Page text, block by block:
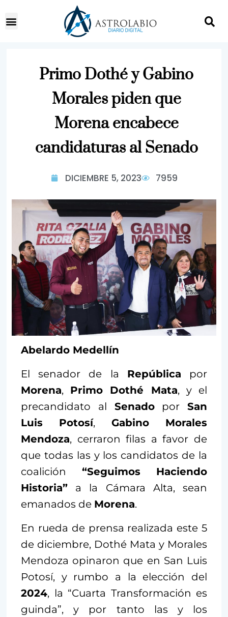
Primo Dothé y Gabino
Morales piden que
Morena encabece
candidaturas al Senado
DICIEMBRE 5, 2023 7959
Abelardo Medellín
El senador de la República por
Morena, Primo Dothé Mata, y el
precandidato al Senadopor San
Luis Potosí, Gabino Morales
Mendoza, cerraron filas a favor de
que todas las y los candidatos de la
coalición “Seguimos Haciendo
Historia” a la Cámara Alta, sean
emanados de Morena.
En rueda de prensa realizada este 5
de diciembre, Dothé Mata y Morales
Mendoza opinaron que en San Luis
Potosí, y rumbo a la elección del
2024, la “Cuarta Transformación es
guinda”, y por tanto las y los